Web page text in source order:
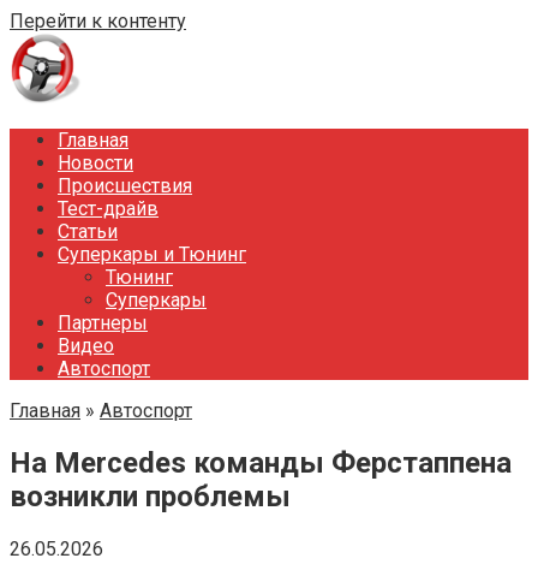
Перейти к контенту
Главная
Новости
Происшествия
Тест-драйв
Статьи
Суперкары и Тюнинг
Тюнинг
Суперкары
Партнеры
Видео
Автоспорт
Главная » Автоспорт
На Mercedes команды Ферстаппена
возникли проблемы
26.05.2026